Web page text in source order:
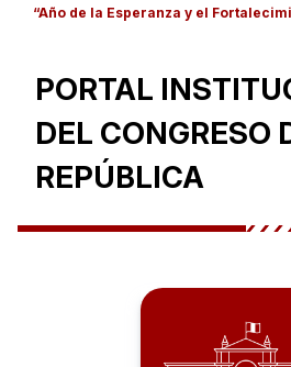
“Año de la Esperanza y el
PORTAL
DEL CONGRESO
REPÚBLICA